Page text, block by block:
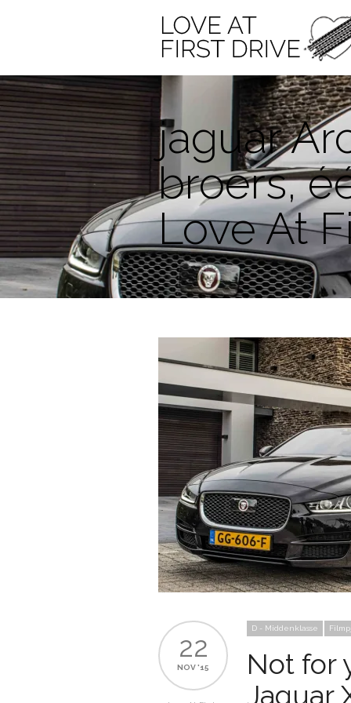
jaguar
broers,
Love At
22
NOV '15
D - Middenklasse
Not for
Jaguar